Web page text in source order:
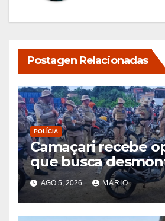
Postagen Relacionadas
POLÍCIA
Camaçari recebe
que busca
de receptação de
roubados e
AGO 5, 2026 MARIO